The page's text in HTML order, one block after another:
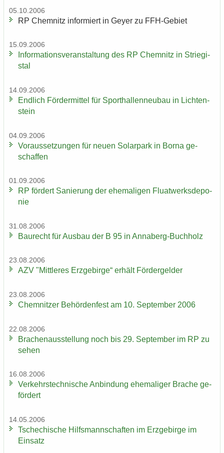
05.10.2006
RP Chem­nitz in­for­miert in Geyer zu FFH-​Gebiet
15.09.2006
In­for­ma­ti­ons­ver­an­stal­tung des RP Chem­nitz in Strie­gi­
stal
14.09.2006
End­lich För­der­mit­tel für Sport­hal­len­neu­bau in Lich­ten­
stein
04.09.2006
Vor­aus­set­zun­gen für neuen So­lar­park in Borna ge­
schaf­fen
01.09.2006
RP för­dert Sa­nie­rung der ehe­ma­li­gen Fluat­werks­de­po­
nie
31.08.2006
Bau­recht für Aus­bau der B 95 in Annaberg-​Buchholz
23.08.2006
AZV "Mitt­le­res Erz­ge­bir­ge“ er­hält För­der­gel­der
23.08.2006
Chem­nit­zer Be­hör­den­fest am 10. Sep­tem­ber 2006
22.08.2006
Bra­chen­aus­stel­lung noch bis 29. Sep­tem­ber im RP zu
sehen
16.08.2006
Ver­kehrs­tech­ni­sche An­bin­dung ehe­ma­li­ger Bra­che ge­
för­dert
14.05.2006
Tsche­chi­sche Hilfs­mann­schaf­ten im Erz­ge­bir­ge im
Ein­satz